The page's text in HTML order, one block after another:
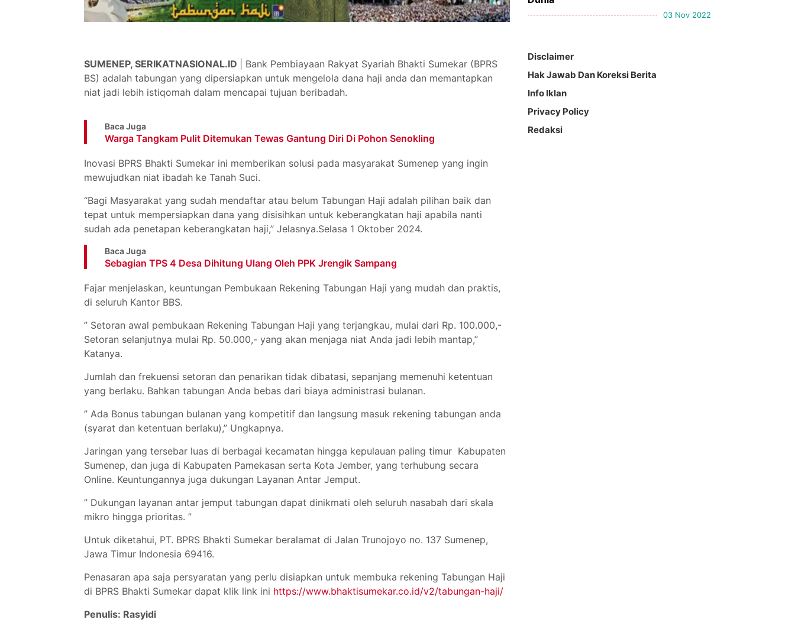
SUMENEP, SERIKATNASIONAL.ID
| Bank Pembiayaan Rakyat Syariah Bhakti Sumekar (BPRS
BS) adalah tabungan yang dipersiapkan untuk mengelola dana haji anda dan memantapkan
niat jadi lebih istiqomah dalam mencapai tujuan beribadah.
Baca Juga
Warga Tangkam Pulit Ditemukan Tewas Gantung Diri Di Pohon Senokling
Inovasi BPRS Bhakti Sumekar ini memberikan solusi pada masyarakat Sumenep yang ingin
mewujudkan niat ibadah ke Tanah Suci.
“Bagi Masyarakat yang sudah mendaftar atau belum Tabungan Haji adalah pilihan baik dan
tepat untuk mempersiapkan dana yang disisihkan untuk keberangkatan haji apabila nanti
sudah ada penetapan keberangkatan haji,” Jelasnya.Selasa 1 Oktober 2024.
Baca Juga
Sebagian TPS 4 Desa Dihitung Ulang Oleh PPK Jrengik Sampang
Fajar menjelaskan, keuntungan Pembukaan Rekening Tabungan Haji yang mudah dan praktis,
di seluruh Kantor BBS.
” Setoran awal pembukaan Rekening Tabungan Haji yang terjangkau, mulai dari Rp. 100.000,-
Setoran selanjutnya mulai Rp. 50.000,- yang akan menjaga niat Anda jadi lebih mantap,”
Katanya.
Jumlah dan frekuensi setoran dan penarikan tidak dibatasi, sepanjang memenuhi ketentuan
yang berlaku. Bahkan tabungan Anda bebas dari biaya administrasi bulanan.
” Ada Bonus tabungan bulanan yang kompetitif dan langsung masuk rekening tabungan anda
(syarat dan ketentuan berlaku),” Ungkapnya.
Jaringan yang tersebar luas di berbagai kecamatan hingga kepulauan paling timur Kabupaten
Sumenep, dan juga di Kabupaten Pamekasan serta Kota Jember, yang terhubung secara
Online. Keuntungannya juga dukungan Layanan Antar Jemput.
” Dukungan layanan antar jemput tabungan dapat dinikmati oleh seluruh nasabah dari skala
mikro hingga prioritas. ”
Untuk diketahui, PT. BPRS Bhakti Sumekar beralamat di Jalan Trunojoyo no. 137 Sumenep,
Jawa Timur Indonesia 69416.
Penasaran apa saja persyaratan yang perlu disiapkan untuk membuka rekening Tabungan Haji
di BPRS Bhakti Sumekar dapat klik link ini https://www.bhaktisumekar.co.id/v2/tabungan-haji/
Penulis: Rasyidi
03 Nov 2022
Disclaimer
Hak Jawab Dan Koreksi Berita
Info Iklan
Privacy Policy
Redaksi